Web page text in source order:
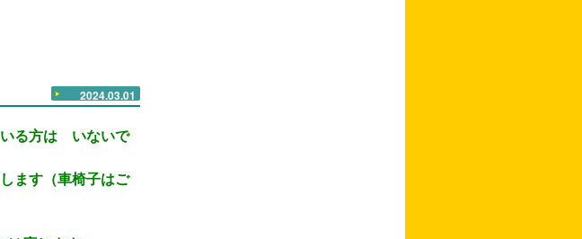
2024.03.01
いる方は いないで
ます（車椅子はご